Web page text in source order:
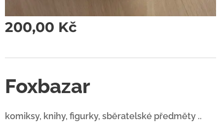
200,00 Kč
Foxbazar
komiksy, knihy, figurky, sběratelské předměty ..